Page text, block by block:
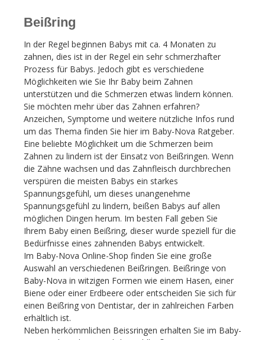
Beißring
In der Regel beginnen Babys mit ca. 4 Monaten zu
zahnen, dies ist in der Regel ein sehr schmerzhafter
Prozess für Babys. Jedoch gibt es verschiedene
Möglichkeiten wie Sie Ihr Baby beim Zahnen
unterstützen und die Schmerzen etwas lindern können.
Sie möchten mehr über das Zahnen erfahren?
Anzeichen, Symptome und weitere nützliche Infos rund
um das Thema finden Sie hier im Baby-Nova Ratgeber.
Eine beliebte Möglichkeit um die Schmerzen beim
Zahnen zu lindern ist der Einsatz von Beißringen. Wenn
die Zähne wachsen und das Zahnfleisch durchbrechen
verspüren die meisten Babys ein starkes
Spannungsgefühl, um dieses unangenehme
Spannungsgefühl zu lindern, beißen Babys auf allen
möglichen Dingen herum. Im besten Fall geben Sie
Ihrem Baby einen Beißring, dieser wurde speziell für die
Bedürfnisse eines zahnenden Babys entwickelt.
Im Baby-Nova Online-Shop finden Sie eine große
Auswahl an verschiedenen Beißringen. Beißringe von
Baby-Nova in witzigen Formen wie einem Hasen, einer
Biene oder einer Erdbeere oder entscheiden Sie sich für
einen Beißring von Dentistar, der in zahlreichen Farben
erhältlich ist.
Neben herkömmlichen Beissringen erhalten Sie im Baby-